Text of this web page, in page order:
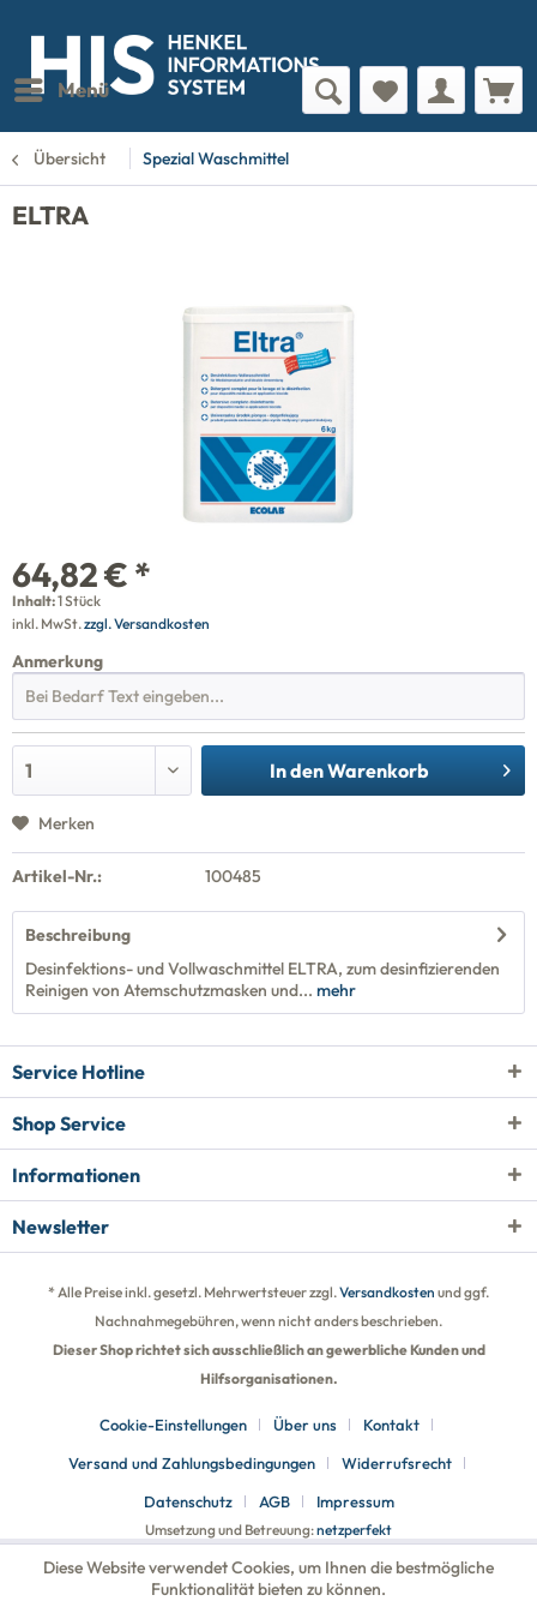
Menü
Übersicht Spezial Waschmittel
ELTRA
64,82 € *
Inhalt:1 Stück
inkl. MwSt.zzgl. Versandkosten
Anmerkung
In denWarenkorb
Merken
Artikel-Nr.: 100485
Beschreibung
Desinfektions- und Vollwaschmittel ELTRA, zum desinfizierenden
Reinigen von Atemschutzmasken und... mehr
Service Hotline
Shop Service
Informationen
Newsletter
* Alle Preise inkl. gesetzl. Mehrwertsteuer zzgl.Versandkosten und ggf.
Nachnahmegebühren, wenn nicht anders beschrieben.
Dieser Shop richtet sich ausschließlich an gewerbliche Kunden und
Hilfsorganisationen.
Cookie-Einstellungen Über uns
Kontakt
Versand und Zahlungsbedingungen
Widerrufsrecht
Datenschutz
AGB Impressum
Umsetzung und Betreuung:netzperfekt
Diese Website verwendet Cookies, um Ihnen die bestmögliche
Funktionalität bieten zu können.